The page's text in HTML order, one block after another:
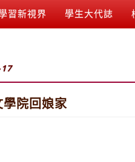
習新視界 學生大代誌
院回娘家